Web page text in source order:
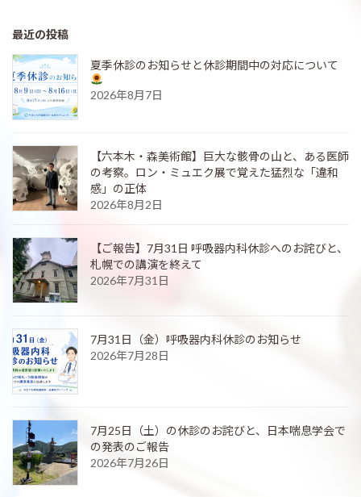
最近の投稿
夏季休診のお知らせと休診期間中の対応について
2026年8月7日
【六本木・森美術館】巨大な骸骨の山と、ある医師
の考察。ロン・ミュエク展で覚えた猛烈な「違和
感」の正体
2026年8月2日
【ご報告】7月31日 呼吸器内科休診へのお詫びと、
札幌での講演を終えて
2026年7月31日
7月31日（金）呼吸器内科休診のお知らせ
2026年7月28日
7月25日（土）の休診のお詫びと、日本喘息学会で
の発表のご報告
2026年7月26日